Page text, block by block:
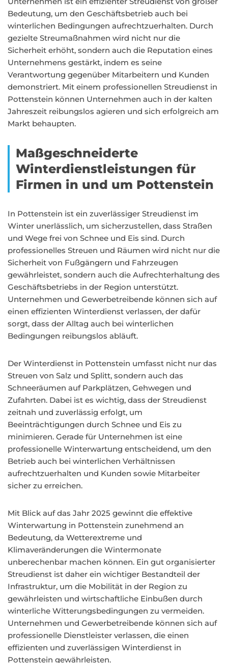
Bedeutung, um den Geschäftsbetrieb auch bei
winterlichen Bedingungen aufrechtzuerhalten. Durch
gezielte Streumaßnahmen wird nicht nur die
Sicherheit erhöht, sondern auch die Reputation eines
Unternehmens gestärkt, indem es seine
Verantwortung gegenüber Mitarbeitern und Kunden
demonstriert. Mit einem professionellen Streudienst in
Pottenstein können Unternehmen auch in der kalten
Jahreszeit reibungslos agieren und sich erfolgreich am
Markt behaupten.
Maßgeschneiderte
Winterdienstleistungen für
Firmen in und um Pottenstein
In Pottenstein ist ein zuverlässiger Streudienst im
Winter unerlässlich, um sicherzustellen, dass Straßen
und Wege frei von Schnee und Eis sind. Durch
professionelles Streuen und Räumen wird nicht nur die
Sicherheit von Fußgängern und Fahrzeugen
gewährleistet, sondern auch die Aufrechterhaltung des
Geschäftsbetriebs in der Region unterstützt.
Unternehmen und Gewerbetreibende können sich auf
einen effizienten Winterdienst verlassen, der dafür
sorgt, dass der Alltag auch bei winterlichen
Bedingungen reibungslos abläuft.
Der Winterdienst in Pottenstein umfasst nicht nur das
Streuen von Salz und Splitt, sondern auch das
Schneeräumen auf Parkplätzen, Gehwegen und
Zufahrten. Dabei ist es wichtig, dass der Streudienst
zeitnah und zuverlässig erfolgt, um
Beeinträchtigungen durch Schnee und Eis zu
minimieren. Gerade für Unternehmen ist eine
professionelle Winterwartung entscheidend, um den
Betrieb auch bei winterlichen Verhältnissen
aufrechtzuerhalten und Kunden sowie Mitarbeiter
sicher zu erreichen.
Mit Blick auf das Jahr 2025 gewinnt die effektive
Winterwartung in Pottenstein zunehmend an
Bedeutung, da Wetterextreme und
Klimaveränderungen die Wintermonate
unberechenbar machen können. Ein gut organisierter
Streudienst ist daher ein wichtiger Bestandteil der
Infrastruktur, um die Mobilität in der Region zu
gewährleisten und wirtschaftliche Einbußen durch
winterliche Witterungsbedingungen zu vermeiden.
Unternehmen und Gewerbetreibende können sich auf
professionelle Dienstleister verlassen, die einen
effizienten und zuverlässigen Winterdienst in
Pottenstein gewährleisten.